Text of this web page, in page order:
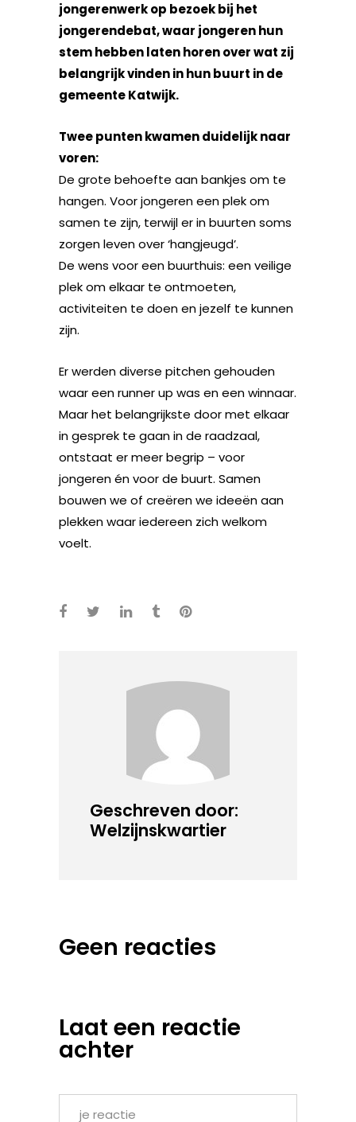
jongerenwerk op bezoek bij het
jongerendebat, waar jongeren hun
stem hebben laten horen over wat zij
belangrijk vinden in hun buurt in de
gemeente Katwijk.
Twee punten kwamen duidelijk naar
voren:
De grote behoefte aan bankjes om te
hangen. Voor jongeren een plek om
samen te zijn, terwijl er in buurten soms
zorgen leven over ‘hangjeugd’.
De wens voor een buurthuis: een veilige
plek om elkaar te ontmoeten,
activiteiten te doen en jezelf te kunnen
zijn.
Er werden diverse pitchen gehouden
waar een runner up was en een winnaar.
Maar het belangrijkste door met elkaar
in gesprek te gaan in de raadzaal,
ontstaat er meer begrip – voor
jongeren én voor de buurt. Samen
bouwen we of creëren we ideeën aan
plekken waar iedereen zich welkom
voelt.
Geschreven door:
Welzijnskwartier
Geen reacties
Laat een reactie
achter